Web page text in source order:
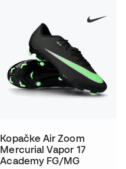
Kopačke Air Zoom
Mercurial Vapor 17
Academy FG/MG